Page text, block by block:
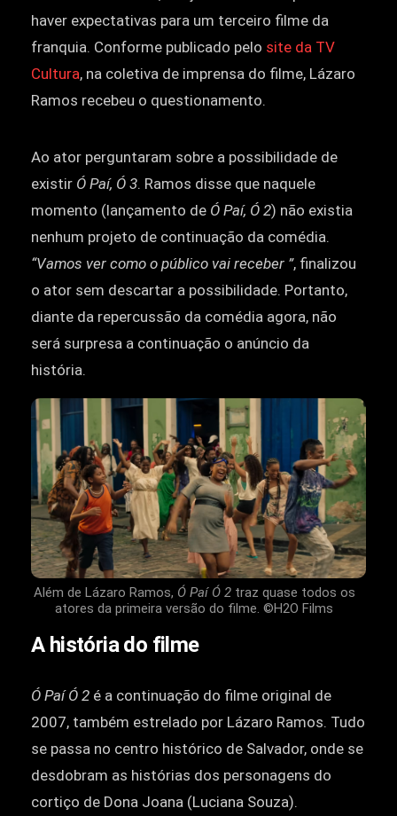
haver expectativas para um terceiro filme da
franquia. Conforme publicado pelo site da TV
Cultura, na coletiva de imprensa do filme, Lázaro
Ramos recebeu o questionamento.
Ao ator perguntaram sobre a possibilidade de
existir Ó Paí, Ó 3. Ramos disse que naquele
momento (lançamento de Ó Paí, Ó 2) não existia
nenhum projeto de continuação da comédia.
“Vamos ver como o público vai receber ”, finalizou
o ator sem descartar a possibilidade. Portanto,
diante da repercussão da comédia agora, não
será surpresa a continuação o anúncio da
história.
Além de Lázaro Ramos, Ó Paí Ó 2traz quase todos os
atores da primeira versão do filme. ©H2O Films
A história do filme
Ó Paí Ó 2 é a continuação do filme original de
2007, também estrelado por Lázaro Ramos. Tudo
se passa no centro histórico de Salvador, onde se
desdobram as histórias dos personagens do
cortiço de Dona Joana (Luciana Souza).